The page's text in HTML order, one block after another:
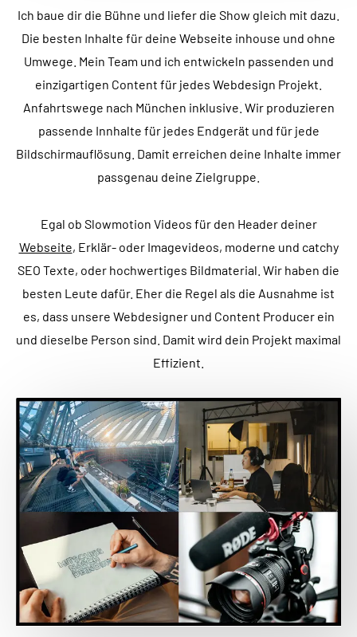
Ich baue dir die Bühne und liefer die Show gleich mit dazu.
Die besten Inhalte für deine Webseite inhouse und ohne
Umwege. Mein Team und ich entwickeln passenden und
einzigartigen Content für jedes Webdesign Projekt.
Anfahrtswege nach München inklusive. Wir produzieren
passende Innhalte für jedes Endgerät und für jede
Bildschirmauflösung. Damit erreichen deine Inhalte immer
passgenau deine Zielgruppe.
Egal ob Slowmotion Videos für den Header deiner
Webseite, Erklär- oder Imagevideos, moderne und catchy
SEO Texte, oder hochwertiges Bildmaterial. Wir haben die
besten Leute dafür. Eher die Regel als die Ausnahme ist
es, dass unsere Webdesigner und Content Producer ein
und dieselbe Person sind. Damit wird dein Projekt maximal
Effizient.